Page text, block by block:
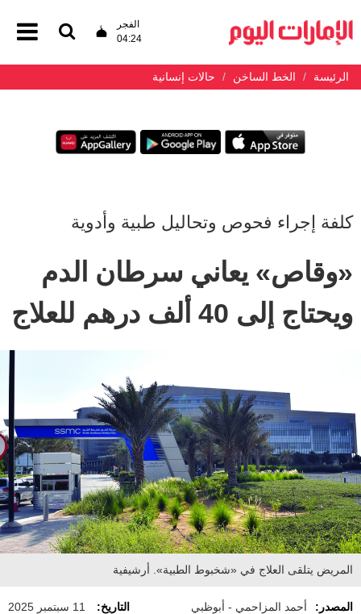
الفجر
04:24
الرئيسة الخط الساخن حالات إنسانية
كلفة إجراء فحوص وتحاليل طبية وأدوية
«وقاص» يعاني سرطان الدم
ويحتاج إلى 40 ألف درهم للعلاج
المريض يتلقى العلاج في «شخبوط الطبية». أرشيفية
المصدر: أحمد المزاحمي - أبوظبي التاريخ: 11 سبتمبر 2025